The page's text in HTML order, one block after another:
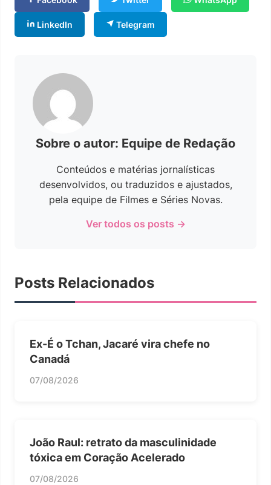
LinkedIn Telegram
Sobre o autor: Equipe de Redação
Conteúdos e matérias jornalísticas
desenvolvidos, ou traduzidos e ajustados,
pela equipe de Filmes e Séries Novas.
Ver todos os posts →
Posts Relacionados
Ex-É o Tchan, Jacaré vira chefe no
Canadá
07/08/2026
João Raul: retrato da masculinidade
tóxica em Coração Acelerado
07/08/2026